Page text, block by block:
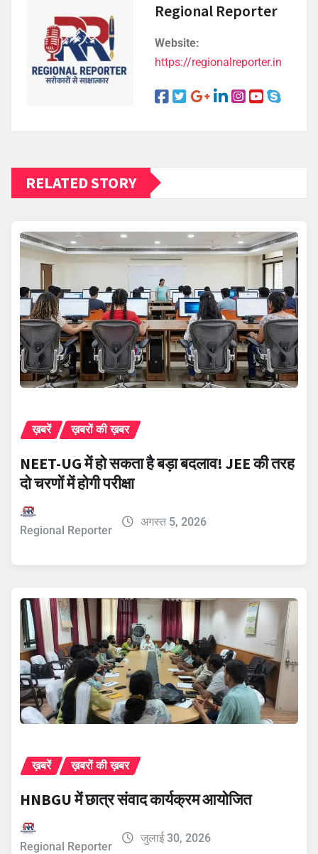
Regional Reporter
Website:
https://regionalreporter.in
RELATED STORY
ख़बरें ख़बरों की ख़बर
NEET-UG में हो सकता है बड़ा बदलाव! JEE की तरह
दो चरणों में होगी परीक्षा
Regional Reporter
अगस्त 5, 2026
ख़बरें ख़बरों की ख़बर
HNBGU में छात्र संवाद कार्यक्रम आयोजित
Regional Reporter
जुलाई 30, 2026